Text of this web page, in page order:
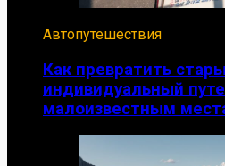
Автопутешествия
Как превратить
индивидуальный
малоизвестным